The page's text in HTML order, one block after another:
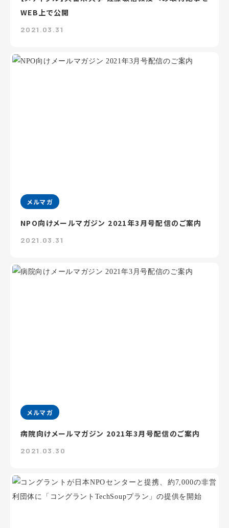
WEB上で公開
2021.03.31
メルマガ
NPO向けメールマガジン 2021年3月号配信のご案内
2021.03.31
メルマガ
病院向けメールマガジン 2021年3月号配信のご案内
2021.03.30